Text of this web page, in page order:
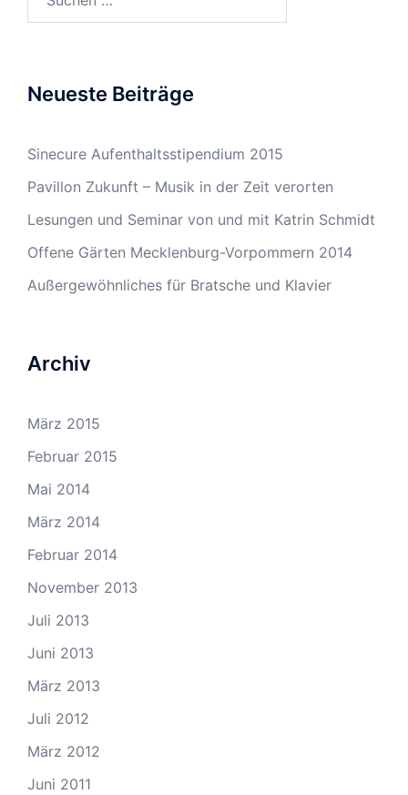
Neueste Beiträge
Sinecure Aufenthaltsstipendium 2015
Pavillon Zukunft – Musik in der Zeit verorten
Lesungen und Seminar von und mit Katrin Schmidt
Offene Gärten Mecklenburg-Vorpommern 2014
Außergewöhnliches für Bratsche und Klavier
Archiv
März 2015
Februar 2015
Mai 2014
März 2014
Februar 2014
November 2013
Juli 2013
Juni 2013
März 2013
Juli 2012
März 2012
Juni 2011